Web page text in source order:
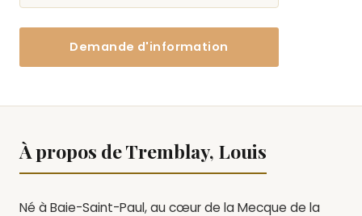
Demande d'information
À propos de Tremblay, Louis
Né à Baie-Saint-Paul, au cœur de la Mecque de la